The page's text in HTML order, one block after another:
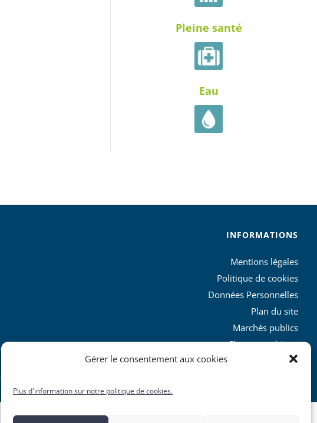
Gérer le consentement aux cookies
Plus d'information sur notre politique de cookies.
Pleine santé
Eau
INFORMATIONS
Mentions légales
Politique de cookies
Données Personnelles
Plan du site
Marchés publics
Charte graphique
L’agglo recrute